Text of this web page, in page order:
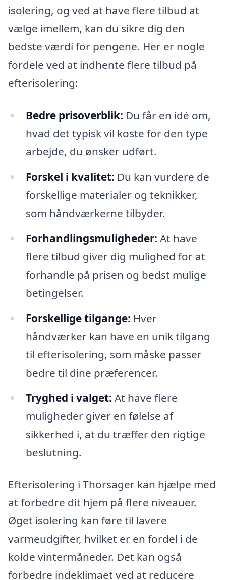
isolering, og ved at have flere tilbud at
vælge imellem, kan du sikre dig den
bedste værdi for pengene. Her er nogle
fordele ved at indhente flere tilbud på
efterisolering:
Bedre prisoverblik: Du får en idé om,
hvad det typisk vil koste for den type
arbejde, du ønsker udført.
Forskel i kvalitet: Du kan vurdere de
forskellige materialer og teknikker,
som håndværkerne tilbyder.
Forhandlingsmuligheder: At have
flere tilbud giver dig mulighed for at
forhandle på prisen og bedst mulige
betingelser.
Forskellige tilgange: Hver
håndværker kan have en unik tilgang
til efterisolering, som måske passer
bedre til dine præferencer.
Tryghed i valget: At have flere
muligheder giver en følelse af
sikkerhed i, at du træffer den rigtige
beslutning.
Efterisolering i Thorsager kan hjælpe med
at forbedre dit hjem på flere niveauer.
Øget isolering kan føre til lavere
varmeudgifter, hvilket er en fordel i de
kolde vintermåneder. Det kan også
forbedre indeklimaet ved at reducere